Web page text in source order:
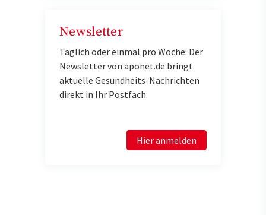
Newsletter
Täglich oder einmal pro Woche: Der
Newsletter von aponet.de bringt
aktuelle Gesundheits-Nachrichten
direkt in Ihr Postfach.
Hier anmelden